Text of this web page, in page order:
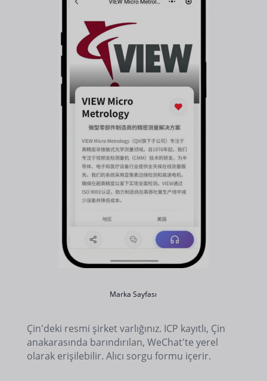
Marka Sayfası
Çin'deki resmi şirket varlığınız. ICP kayıtlı, Çin
anakarasında barındırılan, WeChat'te yerel
olarak erişilebilir. Alıcı sorgu formu içerir.